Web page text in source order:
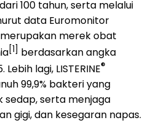
100 tahun, serta melalui
data Euromonitor
merupakan merek obat
[1] berdasarkan angka
lagi, LISTERINE®
99,9% bakteri yang
serta menjaga
gigi, dan kesegaran napas.